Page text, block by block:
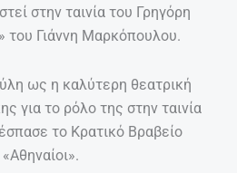
στην ταινία του Γρηγόρη
του Γιάννη Μαρκόπουλου.
ως η καλύτερη θεατρική
για το ρόλο της στην ταινία
το Κρατικό Βραβείο